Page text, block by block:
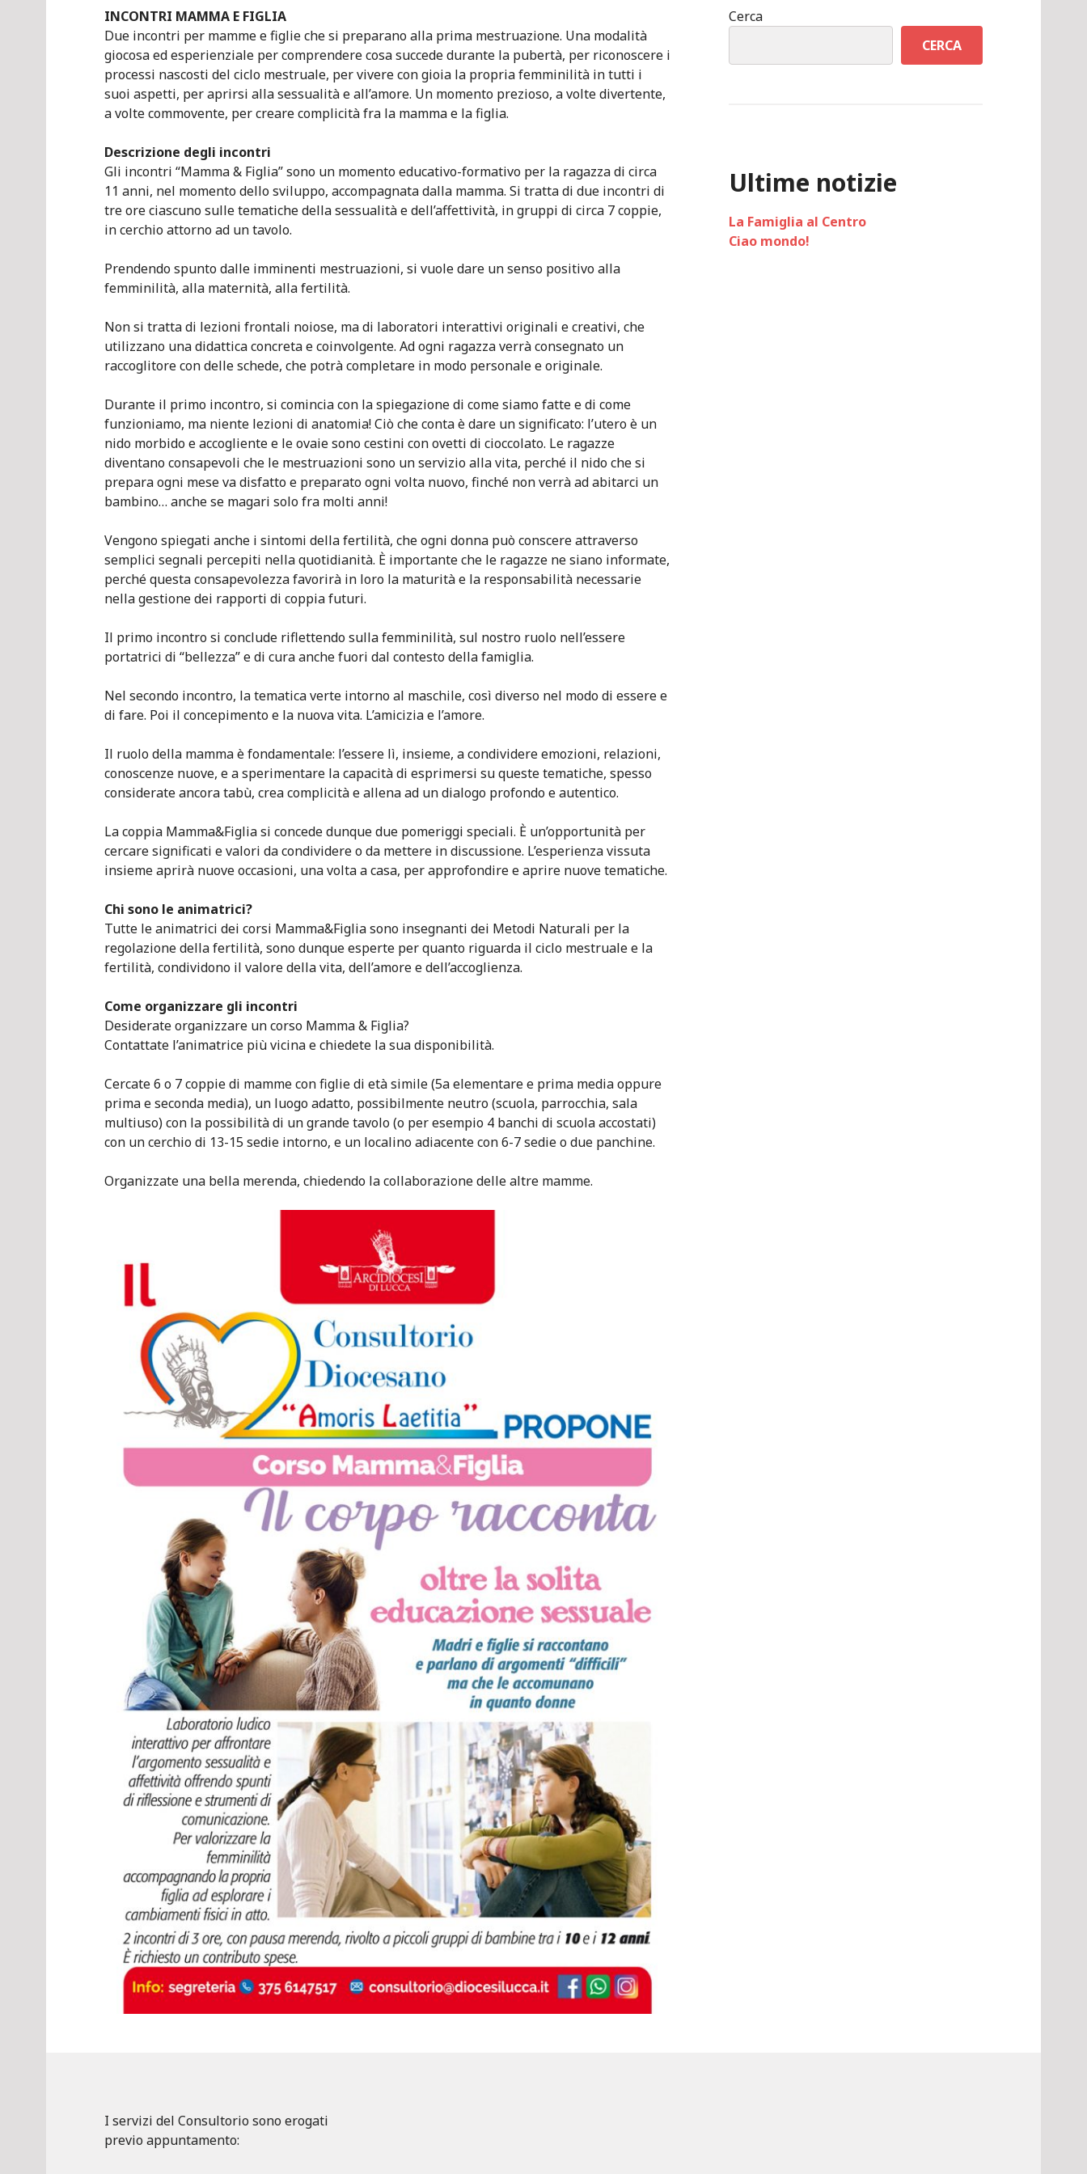
INCONTRI MAMMA E FIGLIA
Due incontri per mamme e figlie che si preparano alla prima mestruazione. Una modalità
giocosa ed esperienziale per comprendere cosa succede durante la pubertà, per riconoscere i
processi nascosti del ciclo mestruale, per vivere con gioia la propria femminilità in tutti i
suoi aspetti, per aprirsi alla sessualità e all’amore. Un momento prezioso, a volte divertente,
a volte commovente, per creare complicità fra la mamma e la figlia.
Descrizione degli incontri
Gli incontri “Mamma & Figlia” sono un momento educativo-formativo per la ragazza di circa
11 anni, nel momento dello sviluppo, accompagnata dalla mamma. Si tratta di due incontri di
tre ore ciascuno sulle tematiche della sessualità e dell’affettività, in gruppi di circa 7 coppie,
in cerchio attorno ad un tavolo.
Prendendo spunto dalle imminenti mestruazioni, si vuole dare un senso positivo alla
femminilità, alla maternità, alla fertilità.
Non si tratta di lezioni frontali noiose, ma di laboratori interattivi originali e creativi, che
utilizzano una didattica concreta e coinvolgente. Ad ogni ragazza verrà consegnato un
raccoglitore con delle schede, che potrà completare in modo personale e originale.
Durante il primo incontro, si comincia con la spiegazione di come siamo fatte e di come
funzioniamo, ma niente lezioni di anatomia! Ciò che conta è dare un significato: l’utero è un
nido morbido e accogliente e le ovaie sono cestini con ovetti di cioccolato. Le ragazze
diventano consapevoli che le mestruazioni sono un servizio alla vita, perché il nido che si
prepara ogni mese va disfatto e preparato ogni volta nuovo, finché non verrà ad abitarci un
bambino… anche se magari solo fra molti anni!
Vengono spiegati anche i sintomi della fertilità, che ogni donna può conscere attraverso
semplici segnali percepiti nella quotidianità. È importante che le ragazze ne siano informate,
perché questa consapevolezza favorirà in loro la maturità e la responsabilità necessarie
nella gestione dei rapporti di coppia futuri.
Il primo incontro si conclude riflettendo sulla femminilità, sul nostro ruolo nell’essere
portatrici di “bellezza” e di cura anche fuori dal contesto della famiglia.
Nel secondo incontro, la tematica verte intorno al maschile, così diverso nel modo di essere e
di fare. Poi il concepimento e la nuova vita. L’amicizia e l’amore.
Il ruolo della mamma è fondamentale: l’essere lì, insieme, a condividere emozioni, relazioni,
conoscenze nuove, e a sperimentare la capacità di esprimersi su queste tematiche, spesso
considerate ancora tabù, crea complicità e allena ad un dialogo profondo e autentico.
La coppia Mamma&Figlia si concede dunque due pomeriggi speciali. È un’opportunità per
cercare significati e valori da condividere o da mettere in discussione. L’esperienza vissuta
insieme aprirà nuove occasioni, una volta a casa, per approfondire e aprire nuove tematiche.
Chi sono le animatrici?
Tutte le animatrici dei corsi Mamma&Figlia sono insegnanti dei Metodi Naturali per la
regolazione della fertilità, sono dunque esperte per quanto riguarda il ciclo mestruale e la
fertilità, condividono il valore della vita, dell’amore e dell’accoglienza.
Come organizzare gli incontri
Desiderate organizzare un corso Mamma & Figlia?
Contattate l’animatrice più vicina e chiedete la sua disponibilità.
Cercate 6 o 7 coppie di mamme con figlie di età simile (5a elementare e prima media oppure
prima e seconda media), un luogo adatto, possibilmente neutro (scuola, parrocchia, sala
multiuso) con la possibilità di un grande tavolo (o per esempio 4 banchi di scuola accostati)
con un cerchio di 13-15 sedie intorno, e un localino adiacente con 6-7 sedie o due panchine.
Organizzate una bella merenda, chiedendo la collaborazione delle altre mamme.
Cerca
CERCA
Ultime notizie
La Famiglia al Centro
Ciao mondo!
I servizi del Consultorio sono erogati
previo appuntamento: